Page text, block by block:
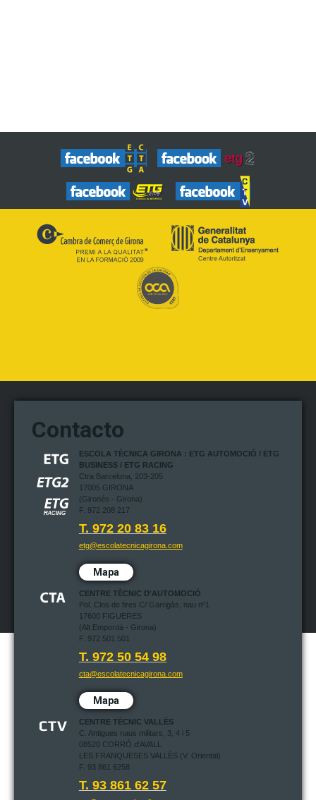
Contacto
ESCOLA TÈCNICA GIRONA : ETG AUTOMOCIÓ / ETG
BUSINESS / ETG RACING
Ctra Barcelona, 203-205
17005 GIRONA
(Gironés - Girona)
F. 972 208 217
T. 972 20 83 16
etg@escolatecnicagirona.com
Mapa
CENTRE TÈCNIC D'AUTOMOCIÓ
Pol. Clos de fires C/ Garrigàs, nau nº1
17600 FIGUERES
(Alt Empordà - Girona)
F. 972 501 501
T. 972 50 54 98
cta@escolatecnicagirona.com
Mapa
CENTRE TÈCNIC VALLÈS
C. Antigues naus militars, 3, 4 i 5
08520 CORRÓ d'AVALL
LES FRANQUESES VALLÈS (V. Oriental)
F. 93 861 6258
T. 93 861 62 57